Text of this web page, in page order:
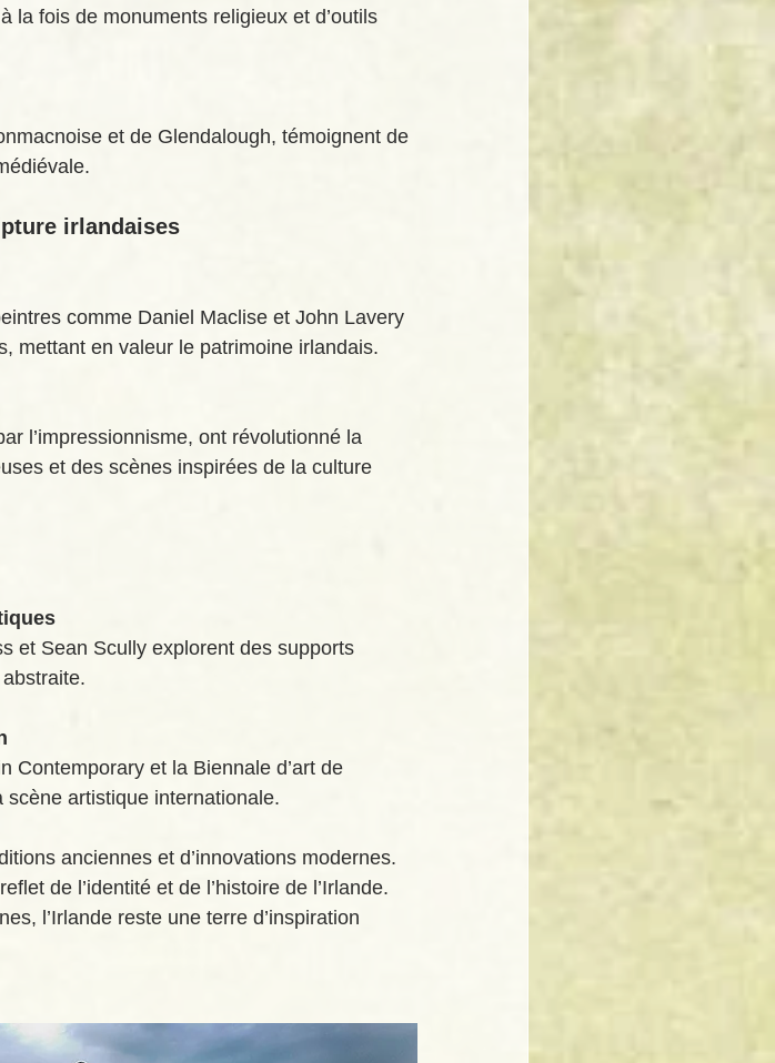
la fois de monuments religieux et d’outils
et de Glendalough, témoignent de
irlandaises
comme Daniel Maclise et John Lavery
mettant en valeur le patrimoine irlandais.
l’impressionnisme, ont révolutionné la
et des scènes inspirées de la culture
et Sean Scully explorent des supports
Contemporary et la Biennale d’art de
scène artistique internationale.
anciennes et d’innovations modernes.
de l’identité et de l’histoire de l’Irlande.
l’Irlande reste une terre d’inspiration